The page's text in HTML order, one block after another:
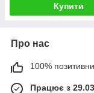
Купити
Про нас
100%
Працює з